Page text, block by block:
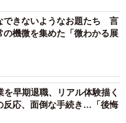
できないようなお題たち 言
の機微を集めた「微わかる展
を早期退職、リアル体験描く
応、面倒な手続き…「後悔